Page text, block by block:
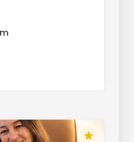
star